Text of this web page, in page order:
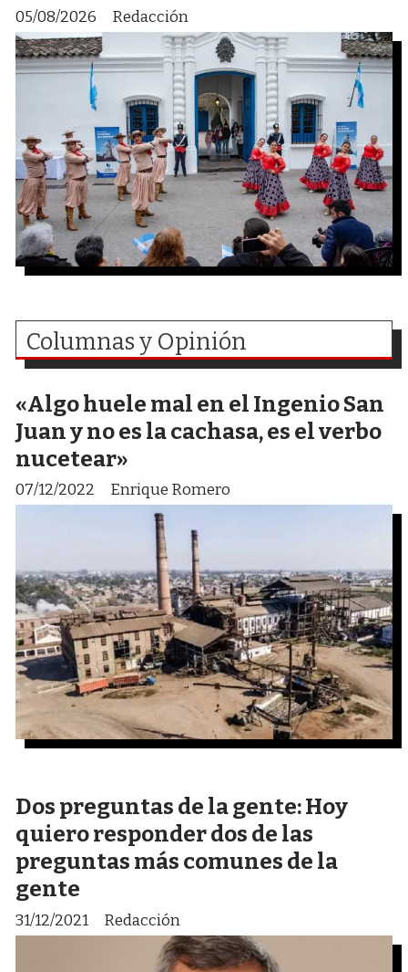
Redacción
05/08/2026
Columnas y Opinión
«Algo huele mal en el Ingenio San
Juan y no es la cachasa, es el verbo
nucetear»
Enrique Romero
07/12/2022
Dos preguntas de la gente: Hoy
quiero responder dos de las
preguntas más comunes de la
gente
Redacción
31/12/2021